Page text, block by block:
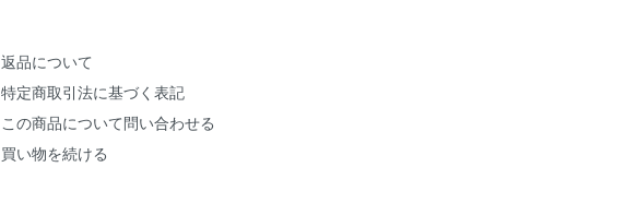
返品について
特定商取引法に基づく表記
この商品について問い合わせる
買い物を続ける